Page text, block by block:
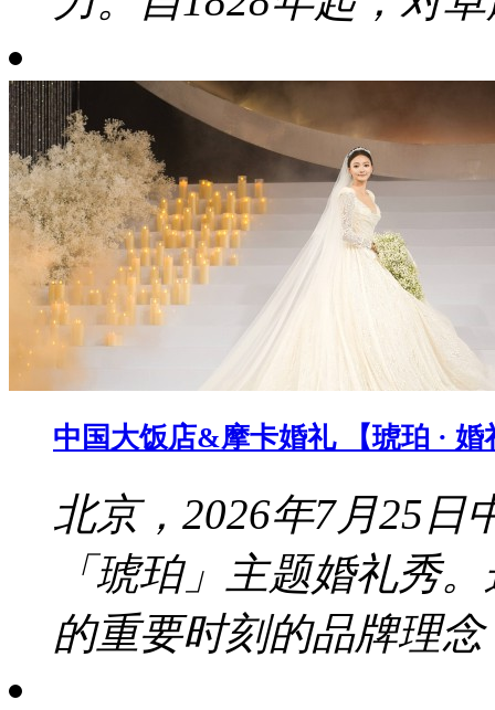
中国大饭店&摩卡婚礼 【琥珀 ·
北京，2026年7月25日
「琥珀」主题婚礼秀
的重要时刻的品牌理念